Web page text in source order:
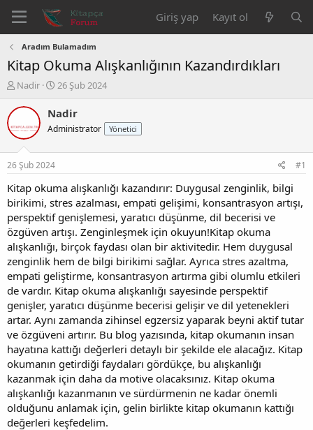
Giriş yap Kayıt ol
Aradım Bulamadım
Kitap Okuma Alışkanlığının Kazandırdıkları
K
n
u
u
b
a
l
a
t
a
n
Nadir
B
ş
l
a
ç
a
r
i
h
i
26 Şub 2024
Nadir
Administrator Yönetici
26 Şub 2024 #1
Kitap okuma alışkanlığı kazandırır: Duygusal zenginlik, bilgi
birikimi, stres azalması, empati gelişimi, konsantrasyon artışı,
perspektif genişlemesi, yaratıcı düşünme, dil becerisi ve
özgüven artışı. Zenginleşmek için okuyun!Kitap okuma
alışkanlığı, birçok faydası olan bir aktivitedir. Hem duygusal
zenginlik hem de bilgi birikimi sağlar. Ayrıca stres azaltma,
empati geliştirme, konsantrasyon artırma gibi olumlu etkileri
de vardır. Kitap okuma alışkanlığı sayesinde perspektif
genişler, yaratıcı düşünme becerisi gelişir ve dil yetenekleri
artar. Aynı zamanda zihinsel egzersiz yaparak beyni aktif tutar
ve özgüveni artırır. Bu blog yazısında, kitap okumanın insan
hayatına kattığı değerleri detaylı bir şekilde ele alacağız. Kitap
okumanın getirdiği faydaları gördükçe, bu alışkanlığı
kazanmak için daha da motive olacaksınız. Kitap okuma
alışkanlığı kazanmanın ve sürdürmenin ne kadar önemli
olduğunu anlamak için, gelin birlikte kitap okumanın kattığı
değerleri keşfedelim.